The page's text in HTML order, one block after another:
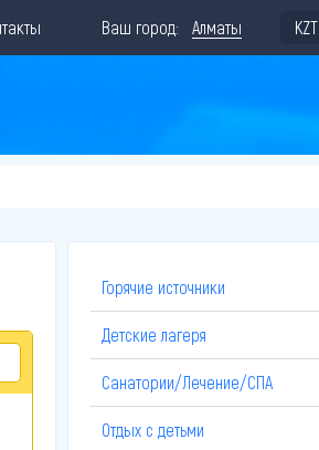
Ваш город: Алматы KZT
Горячие источники
Детские лагеря
Санатории/Лечение/СПА
Отдых с детьми